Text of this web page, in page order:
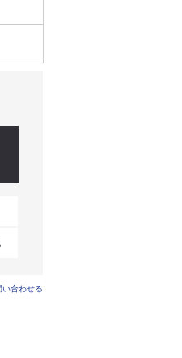
い合わせる